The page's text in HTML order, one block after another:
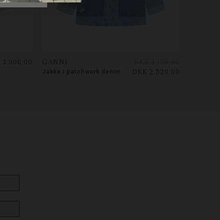
3.900,00 GANNI
Jakke i patchwork denim
DKK 2.520,00